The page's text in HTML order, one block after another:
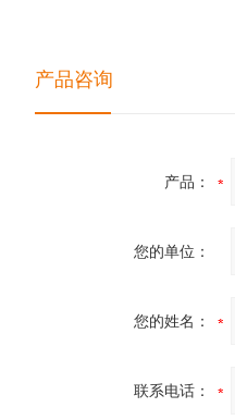
产品咨询
产品：
您的单位：
您的姓名：
联系电话：